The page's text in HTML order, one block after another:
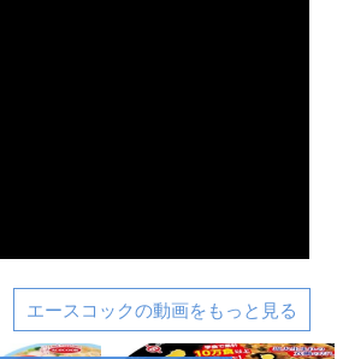
エースコックの動画をもっと見る